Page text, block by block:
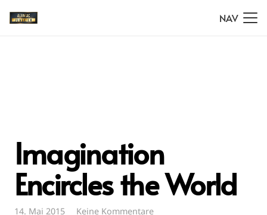
NAV
Imagination
Encircles the World
14. Mai 2015 Keine Kommentare